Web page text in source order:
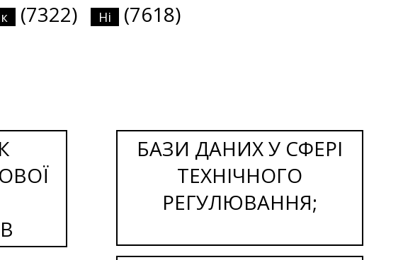
(7322) Ні (7618)
БАЗИ ДАНИХ У СФЕРІ
ТЕХНІЧНОГО
РЕГУЛЮВАННЯ;